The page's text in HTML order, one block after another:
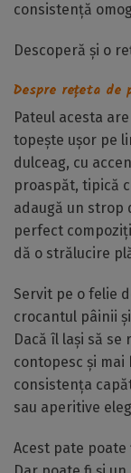
consistență
Descoperă și o
Despre rețeta de
Pateul acesta
topește ușor pe
dulceag, cu
proaspăt, tipică
adaugă un strop
perfect
dă o strălucire
Servit pe o felie
crocantul pâinii
Dacă îl lași să
contopesc și
consistența
sau aperitive
Acest pate